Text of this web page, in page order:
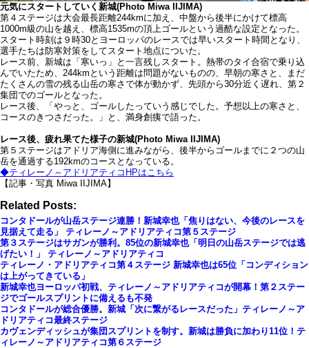
元気にスタートしていく新城(Photo Miwa IIJIMA)
第４ステージは大会最長距離244kmに加え、中盤から後半にかけて標高
1000m級の山を越え、標高1535mの頂上ゴールという過酷な設定となった。
スタート時刻は９時30とヨーロッパのレースでは早いスタート時間となり、
選手たちは防寒対策をしてスタート地点についた。
レース前、新城は「寒いっ」と一言残しスタート。熱帯のタイ合宿で乗り込
んでいたため、244kmという距離は問題がないものの、早朝の寒さと、まだ
たくさんの雪の残る山岳の寒さで体が動かず、先頭から30分近く遅れ、第２
集団でのゴールとなった。
レース後、「やっと、ゴールしたっていう感じでした。予想以上の寒さと、
コースのきつさだった。」と、満身創痍で語った。
レース後、疲れ果てた様子の新城(Photo Miwa IIJIMA)
第５ステージはアドリア海側に進みながら、後半からゴールまでに２つの山
岳を通過する192kmのコースとなっている。
◆ティレーノ～アドリアティコHPはこちら
【記事・写真 Miwa IIJIMA】
Related Posts:
コンタドールが山岳ステージ連勝！新城幸也「焦りはない、今後のレースを
見据えて走る」 ティレーノ～アドリアティコ第５ステージ
第３ステージはサガンが勝利。85位の新城幸也「明日の山岳ステージでは逃
げたい！」 ティレーノ～アドリアティコ
ティレーノ・アドリアティコ第４ステージ 新城幸也は65位「コンディション
は上がってきている」
新城幸也ヨーロッパ初戦、ティレーノ～アドリアティコが開幕！第２ステー
ジでゴールスプリントに備えるも不発
コンタドールが総合優勝。新城「次に繋がるレースだった」ティレーノ～ア
ドリアティコ最終ステージ
カヴェンディッシュが集団スプリントを制す。新城は勝負に加わり11位！テ
ィレーノ～アドリアティコ第６ステージ